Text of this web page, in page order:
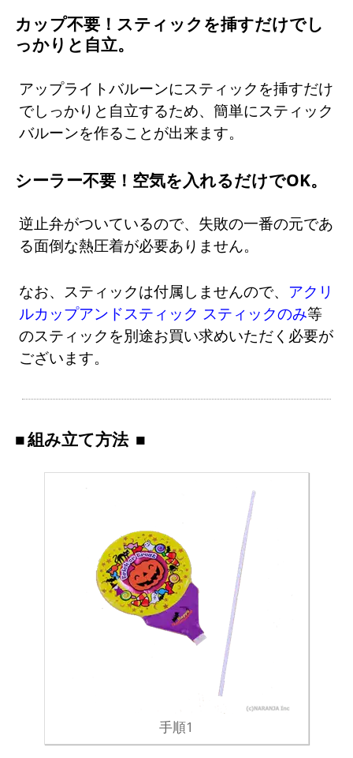
カップ不要！スティックを挿すだけでし
っかりと自立。
アップライトバルーンにスティックを挿すだけ
でしっかりと自立するため、簡単にスティック
バルーンを作ることが出来ます。
シーラー不要！空気を入れるだけでOK。
逆止弁がついているので、失敗の一番の元であ
る面倒な熱圧着が必要ありません。
なお、スティックは付属しませんので、 アクリ
ルカップアンドスティック スティックのみ等
のスティックを別途お買い求めいただく必要が
ございます。
組み立て方法
手順1